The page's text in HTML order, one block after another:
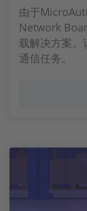
由于
Network
载解决方案。
通信任务。